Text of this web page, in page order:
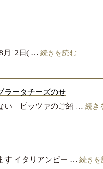
月12日( … 続きを読む
ラータチーズのせ
い ピッツァのご紹 … 続き
す イタリアンビー … 続きを